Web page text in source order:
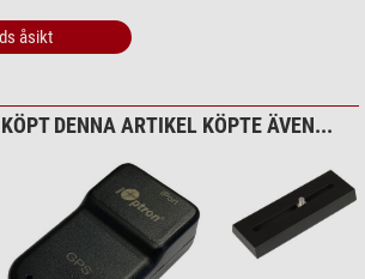
åsikt
DENNA ARTIKEL KÖPTE ÄVEN...